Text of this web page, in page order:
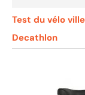
Test du vélo
Decathlon